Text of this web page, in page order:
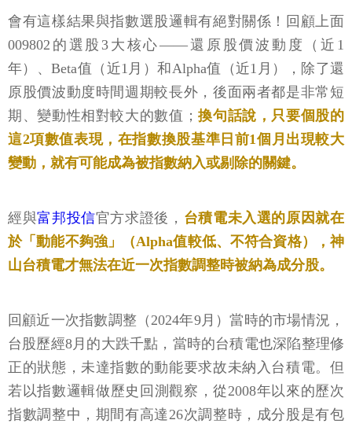
會有這樣結果與指數選股邏輯有絕對關係！回顧上面
009802的選股3大核心——還原股價波動度（近1
年）、Beta值（近1月）和Alpha值（近1月），除了還
原股價波動度時間週期較長外，後面兩者都是非常短
期、變動性相對較大的數值； 換句話說，只要個股的
這2項數值表現，在指數換股基準日前1個月出現較大
變動，就有可能成為被指數納入或剔除的關鍵。
經與富邦投信官方求證後， 台積電未入選的原因就在
於「動能不夠強」（Alpha值較低、不符合資格），神
山台積電才無法在近一次指數調整時被納為成分股。
回顧近一次指數調整（2024年9月）當時的市場情況，
台股歷經8月的大跌千點，當時的台積電也深陷整理修
正的狀態，未達指數的動能要求故未納入台積電。但
若以指數邏輯做歷史回測觀察，從2008年以來的歷次
指數調整中，期間有高達26次調整時，成分股是有包